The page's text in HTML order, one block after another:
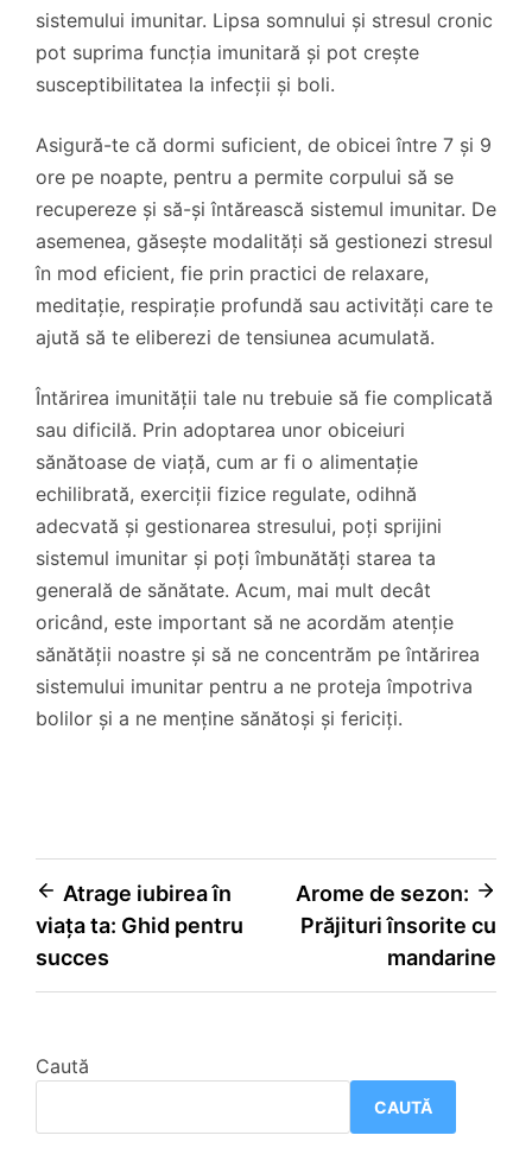
sistemului imunitar. Lipsa somnului și stresul cronic
pot suprima funcția imunitară și pot crește
susceptibilitatea la infecții și boli.
Asigură-te că dormi suficient, de obicei între 7 și 9
ore pe noapte, pentru a permite corpului să se
recupereze și să-și întărească sistemul imunitar. De
asemenea, găsește modalități să gestionezi stresul
în mod eficient, fie prin practici de relaxare,
meditație, respirație profundă sau activități care te
ajută să te eliberezi de tensiunea acumulată.
Întărirea imunității tale nu trebuie să fie complicată
sau dificilă. Prin adoptarea unor obiceiuri
sănătoase de viață, cum ar fi o alimentație
echilibrată, exerciții fizice regulate, odihnă
adecvată și gestionarea stresului, poți sprijini
sistemul imunitar și poți îmbunătăți starea ta
generală de sănătate. Acum, mai mult decât
oricând, este important să ne acordăm atenție
sănătății noastre și să ne concentrăm pe întărirea
sistemului imunitar pentru a ne proteja împotriva
bolilor și a ne menține sănătoși și fericiți.
Navigare
în
articole
Atrage iubirea în
viața ta: Ghid pentru
succes
Arome de sezon:
Prăjituri însorite cu
mandarine
Caută
CAUTĂ